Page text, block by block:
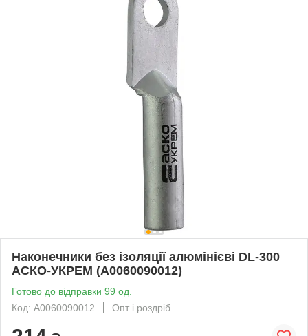
Наконечники без ізоляції алюмінієві DL-300
АСКО-УКРЕМ (A0060090012)
Готово до відправки 99 од.
Код: A0060090012
Опт і роздріб